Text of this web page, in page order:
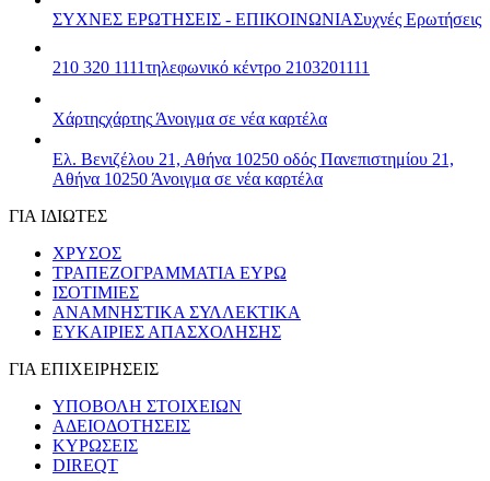
ΣΥΧΝΕΣ ΕΡΩΤΗΣΕΙΣ - ΕΠΙΚΟΙΝΩΝΙΑΣυχνές Ερωτήσεις
210 320 1111τηλεφωνικό κέντρο 2103201111
Χάρτηςχάρτης Άνοιγμα σε νέα καρτέλα
Ελ. Βενιζέλου 21, Αθήνα 10250 οδός Πανεπιστημίου 21,
Αθήνα 10250 Άνοιγμα σε νέα καρτέλα
ΓΙΑ ΙΔΙΩΤΕΣ
ΧΡΥΣΟΣ
ΤΡΑΠΕΖΟΓΡΑΜΜΑΤΙΑ ΕΥΡΩ
ΙΣΟΤΙΜΙΕΣ
ΑΝΑΜΝΗΣΤΙΚΑ ΣΥΛΛΕΚΤΙΚΑ
ΕΥΚΑΙΡΙΕΣ ΑΠΑΣΧΟΛΗΣΗΣ
ΓΙΑ ΕΠΙΧΕΙΡΗΣΕΙΣ
ΥΠΟΒΟΛΗ ΣΤΟΙΧΕΙΩΝ
ΑΔΕΙΟΔΟΤΗΣΕΙΣ
ΚΥΡΩΣΕΙΣ
DIREQT